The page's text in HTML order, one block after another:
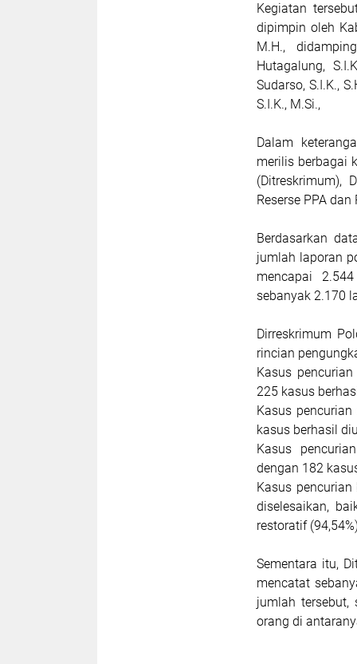
Kegiatan
dipimpin oleh
M.H.,
Hutagalung,
Sudarso, S.I.K.,
S.I.K., M.Si.,
Dalam
merilis berbagai
(Ditreskrimum),
Reserse PPA dan
Berdasarkan
jumlah laporan
mencapai
sebanyak 2.170
Dirreskrimum
rincian
Kasus
225 kasus
Kasus
kasus berhasil
Kasus
dengan 182
Kasus
diselesaikan,
restoratif
Sementara itu,
mencatat
jumlah tersebut,
orang di